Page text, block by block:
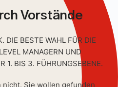
Vorstände
DIE BESTE WAHL FÜR DIE
MANAGERN UND
1. BIS 3. FÜHRUNGSEBENE.
nicht. Sie wollen gefunden